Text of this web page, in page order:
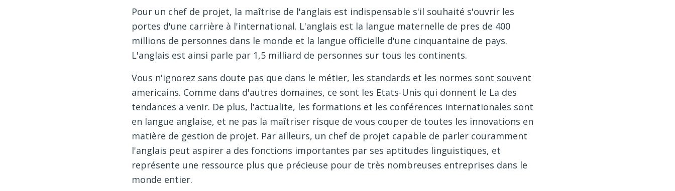
Pour un chef de projet, la maîtrise de l'anglais est indispensable s'il souhaité s'ouvrir les
portes d'une carrière à l'international. L'anglais est la langue maternelle de pres de 400
millions de personnes dans le monde et la langue officielle d'une cinquantaine de pays.
L'anglais est ainsi parle par 1,5 milliard de personnes sur tous les continents.
Vous n'ignorez sans doute pas que dans le métier, les standards et les normes sont souvent
americains. Comme dans d'autres domaines, ce sont les Etats-Unis qui donnent le La des
tendances a venir. De plus, l'actualite, les formations et les conférences internationales sont
en langue anglaise, et ne pas la maîtriser risque de vous couper de toutes les innovations en
matière de gestion de projet. Par ailleurs, un chef de projet capable de parler couramment
l'anglais peut aspirer a des fonctions importantes par ses aptitudes linguistiques, et
représente une ressource plus que précieuse pour de très nombreuses entreprises dans le
monde entier.